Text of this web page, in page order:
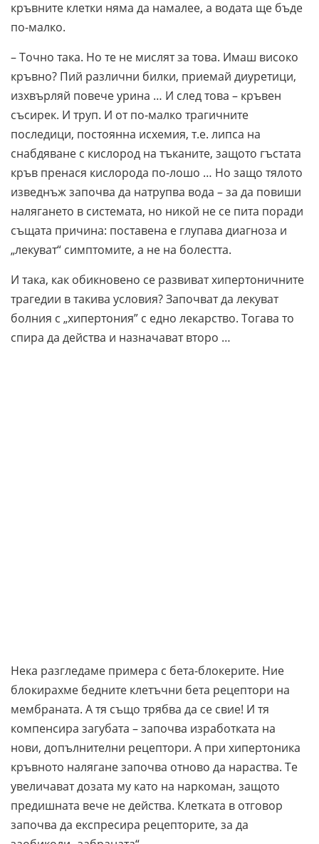
кръвните клетки няма да намалее, а водата ще бъде
по-малко.
– Точно така. Но те не мислят за това. Имаш високо
кръвно? Пий различни билки, приемай диуретици,
изхвърляй повече урина … И след това – кръвен
съсирек. И труп. И от по-малко трагичните
последици, постоянна исхемия, т.е. липса на
снабдяване с кислород на тъканите, защото гъстата
кръв пренася кислорода по-лошо … Но защо тялото
изведнъж започва да натрупва вода – за да повиши
налягането в системата, но никой не се пита поради
същата причина: поставена е глупава диагноза и
„лекуват“ симптомите, а не на болестта.
И така, как обикновено се развиват хипертоничните
трагедии в такива условия? Започват да лекуват
болния с „хипертония” с едно лекарство. Тогава то
спира да действа и назначават второ …
Нека разгледаме примера с бета-блокерите. Ние
блокирахме бедните клетъчни бета рецептори на
мембраната. А тя също трябва да се свие! И тя
компенсира загубата – започва изработката на
нови, допълнителни рецептори. А при хипертоника
кръвното налягане започва отново да нараства. Те
увеличават дозата му като на наркоман, защото
предишната вече не действа. Клетката в отговор
започва да експресира рецепторите, за да